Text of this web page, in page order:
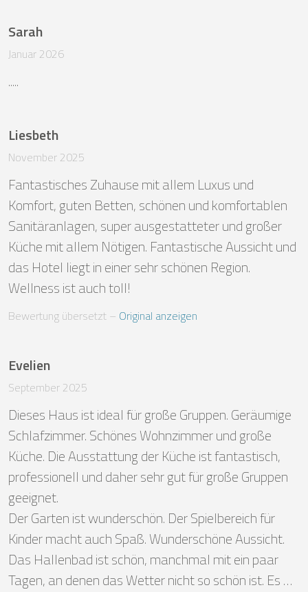
Sarah
Januar 2026
.....
Liesbeth
November 2025
Fantastisches Zuhause mit allem Luxus und
Komfort, guten Betten, schönen und komfortablen
Sanitäranlagen, super ausgestatteter und großer
Küche mit allem Nötigen. Fantastische Aussicht und
das Hotel liegt in einer sehr schönen Region.
Wellness ist auch toll!
Bewertung übersetzt – Original anzeigen
Evelien
September 2025
Dieses Haus ist ideal für große Gruppen. Geräumige
Schlafzimmer. Schönes Wohnzimmer und große
Küche. Die Ausstattung der Küche ist fantastisch,
professionell und daher sehr gut für große Gruppen
geeignet.
Der Garten ist wunderschön. Der Spielbereich für
Kinder macht auch Spaß. Wunderschöne Aussicht.
Das Hallenbad ist schön, manchmal mit ein paar
Tagen, an denen das Wetter nicht so schön ist. Es …